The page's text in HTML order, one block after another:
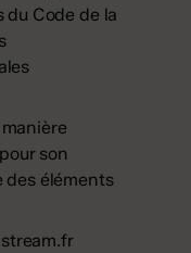
du Code de la
son
des éléments